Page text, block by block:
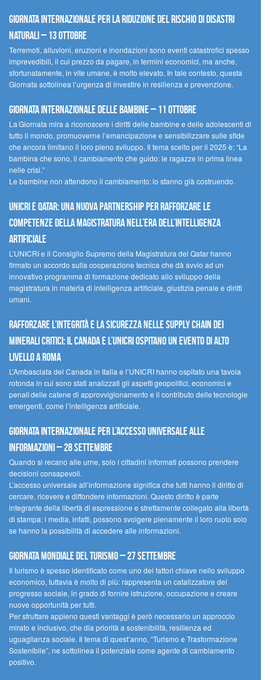
Giornata internazionale per la riduzione del rischio di disastri
naturali – 13 ottobre
Terremoti, alluvioni, eruzioni e inondazioni sono eventi catastrofici spesso
imprevedibili, il cui prezzo da pagare, in termini economici, ma anche,
sfortunatamente, in vite umane, è molto elevato. In tale contesto, questa
Giornata sottolinea l’urgenza di investire in resilienza e prevenzione.
Giornata internazionale delle bambine – 11 ottobre
La Giornata mira a riconoscere i diritti delle bambine e delle adolescenti di
tutto il mondo, promuoverne l’emancipazione e sensibilizzare sulle sfide
che ancora limitano il loro pieno sviluppo. Il tema scelto per il 2025 è: “La
bambina che sono, il cambiamento che guido: le ragazze in prima linea
nelle crisi.”
Le bambine non attendono il cambiamento: lo stanno già costruendo.
UNICRI e Qatar: una nuova partnership per rafforzare le
competenze della magistratura nell’era dell’intelligenza
artificiale
L’UNICRI e il Consiglio Supremo della Magistratura del Qatar hanno
firmato un accordo sulla cooperazione tecnica che dà avvio ad un
innovativo programma di formazione dedicato allo sviluppo della
magistratura in materia di intelligenza artificiale, giustizia penale e diritti
umani.
Rafforzare l’integrità e la sicurezza nelle supply chain dei
minerali critici: il Canada e l’UNICRI ospitano un evento di alto
livello a Roma
L’Ambasciata del Canada in Italia e l’UNICRI hanno ospitato una tavola
rotonda in cui sono stati analizzati gli aspetti geopolitici, economici e
penali delle catene di approvvigionamento e il contributo delle tecnologie
emergenti, come l’intelligenza artificiale.
Giornata internazionale per l’accesso universale alle
informazioni – 28 settembre
Quando si recano alle urne, solo i cittadini informati possono prendere
decisioni consapevoli.
L’accesso universale all’informazione significa che tutti hanno il diritto di
cercare, ricevere e diffondere informazioni. Questo diritto è parte
integrante della libertà di espressione e strettamente collegato alla libertà
di stampa: i media, infatti, possono svolgere pienamente il loro ruolo solo
se hanno la possibilità di accedere alle informazioni.
Giornata mondiale del turismo – 27 settembre
Il turismo è spesso identificato come uno dei fattori chiave nello sviluppo
economico, tuttavia è molto di più: rappresenta un catalizzatore del
progresso sociale, in grado di fornire istruzione, occupazione e creare
nuove opportunità per tutti.
Per sfruttare appieno questi vantaggi è però necessario un approccio
mirato e inclusivo, che dia priorità a sostenibilità, resilienza ed
uguaglianza sociale. Il tema di quest’anno, “Turismo e Trasformazione
Sostenibile”, ne sottolinea il potenziale come agente di cambiamento
positivo.